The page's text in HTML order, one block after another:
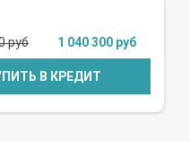
руб 1 040 300 руб
В КРЕДИТ